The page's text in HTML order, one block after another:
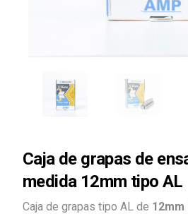
Caja de grapas de
medida 12mm tipo AL
Caja de grapas tipo AL de 12mm